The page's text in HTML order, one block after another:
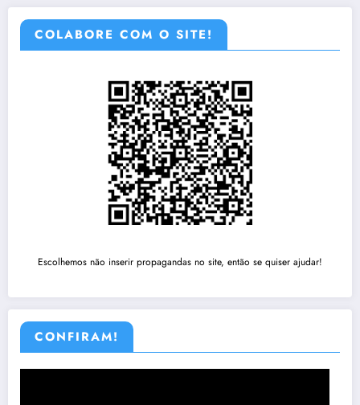
COLABORE COM O SITE!
Escolhemos não inserir propagandas no site, então se quiser ajudar!
CONFIRAM!